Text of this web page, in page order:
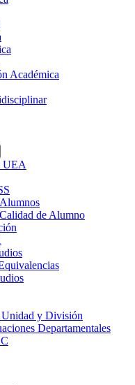
Académica
UEA
de Alumno
Unidad y División
Departamentales